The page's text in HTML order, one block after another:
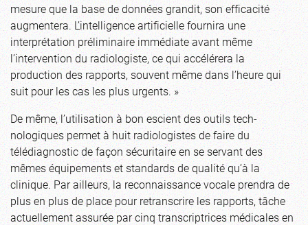
mesure que la base de données grandit, son efficacité
augmentera. L’intelligence artificielle fournira une
interprétation préliminaire immédiate avant même
l’intervention du radiologiste, ce qui accélérera la
production des rapports, souvent même dans l’heure qui
suit pour les cas les plus urgents. »
De même, l’utilisation à bon escient des outils tech-
nologiques permet à huit radiologistes de faire du
télédiagnostic de façon sécuritaire en se servant des
mêmes équipements et standards de qualité qu’à la
clinique. Par ailleurs, la reconnaissance vocale prendra de
plus en plus de place pour retranscrire les rapports, tâche
actuellement assurée par cinq transcriptrices médicales en